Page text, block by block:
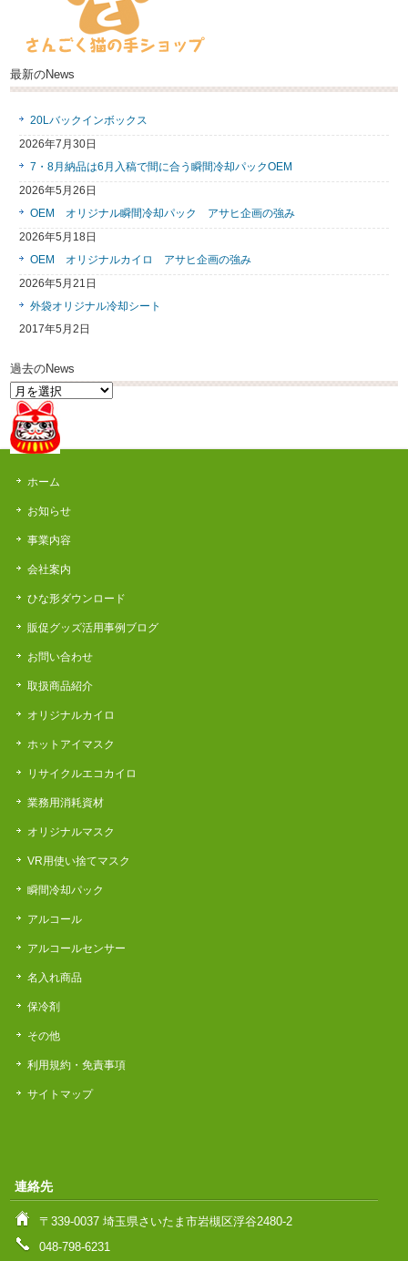
最新のNews
20Lバックインボックス
2026年7月30日
7・8月納品は6月入稿で間に合う瞬間冷却パックOEM
2026年5月26日
OEM オリジナル瞬間冷却パック アサヒ企画の強み
2026年5月18日
OEM オリジナルカイロ アサヒ企画の強み
2026年5月21日
外袋オリジナル冷却シート
2017年5月2日
過去のNews
過
去
の
News
ホーム
お知らせ
事業内容
会社案内
ひな形ダウンロード
販促グッズ活用事例ブログ
お問い合わせ
取扱商品紹介
オリジナルカイロ
ホットアイマスク
リサイクルエコカイロ
業務用消耗資材
オリジナルマスク
VR用使い捨てマスク
瞬間冷却パック
アルコール
アルコールセンサー
名入れ商品
保冷剤
その他
利用規約・免責事項
サイトマップ
連絡先
〒339-0037 埼玉県さいたま市岩槻区浮谷2480-2
048-798-6231